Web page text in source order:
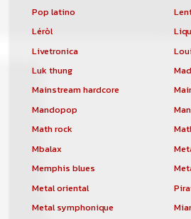
Pop latino
Léròl
Livetronica
Luk thung
Mainstream hardcore
Mandopop
Math rock
Mbalax
Memphis blues
Metal oriental
Metal symphonique